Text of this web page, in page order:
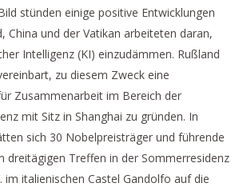
stünden einige positive Entwicklungen
China und der Vatikan arbeiteten daran,
Intelligenz (KI) einzudämmen. Rußland
zu diesem Zweck eine
Zusammenarbeit im Bereich der
mit Sitz in Shanghai zu gründen. In
sich 30 Nobelpreisträger und führende
dreitägigen Treffen in der Sommerresidenz
im italienischen Castel Gandolfo auf die